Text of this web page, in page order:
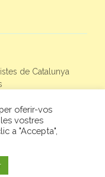
de Catalunya
oferir-vos
vostres
a "Accepta",